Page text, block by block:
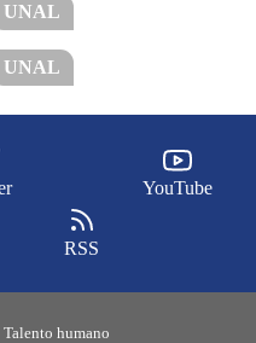
UNAL
UNAL
YouTube
RSS
Talento humano